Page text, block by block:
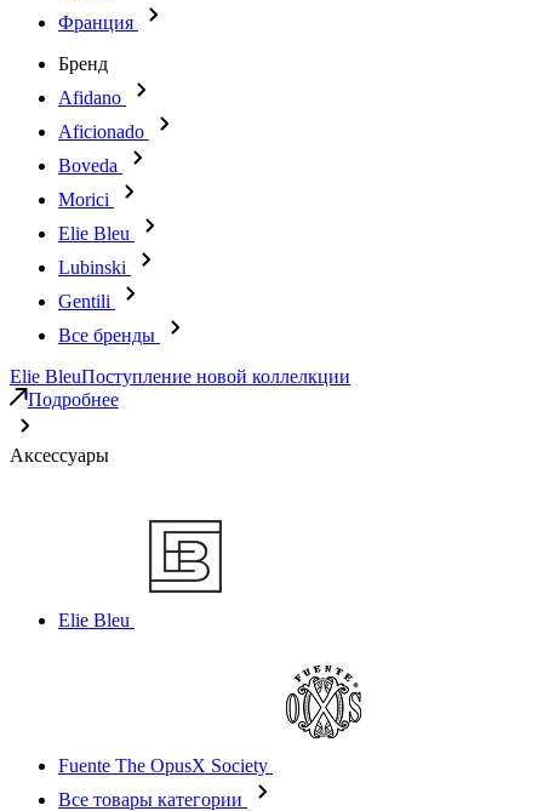
Франция
Бренд
Afidano
Aficionado
Boveda
Morici
Elie Bleu
Lubinski
Gentili
Все бренды
Elie BleuПоступление новой коллелкции
Подробнее
Аксессуары
Elie Bleu
Fuente The OpusX Society
Все товары категории